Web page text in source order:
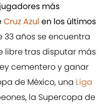
más
Cruz Azul en los últimos
33 años se encuentra
tras disputar más
cementero y ganar
de México, una Liga
la Supercopa de